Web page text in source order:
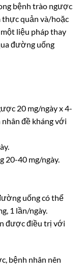
bệnh trào ngược
thực quản và/hoặc
liệu pháp thay
đường uống
20 mg/ngày x 4-
đề kháng với
20-40 mg/ngày.
uống có thể
1 lần/ngày.
được điều trị với
bệnh nhân nên